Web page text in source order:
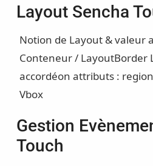
Layout Sencha
Notion de Layout & valeur
Conteneur / LayoutBorder
accordéon attributs :
Vbox
Gestion
Touch